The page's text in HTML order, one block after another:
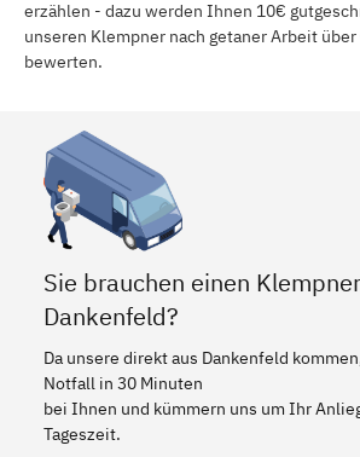
erzählen - dazu werden Ihnen 10€
unseren Klempner nach getaner Arbeit über
bewerten.
Sie brauchen einen
Dankenfeld?
Da unsere direkt aus Dankenfeld
Notfall in 30 Minuten
bei Ihnen und kümmern uns um Ihr
Tageszeit.